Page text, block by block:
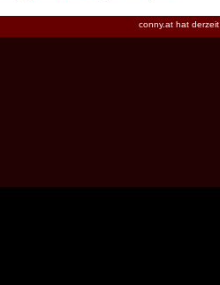
conny.at hat derzeit